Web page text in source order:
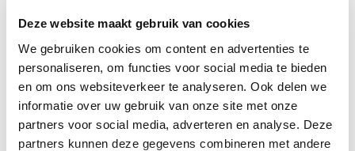
Deze website maakt gebruik van cookies
We gebruiken cookies om content en advertenties te
personaliseren, om functies voor social media te bieden
en om ons websiteverkeer te analyseren. Ook delen we
informatie over uw gebruik van onze site met onze
partners voor social media, adverteren en analyse. Deze
partners kunnen deze gegevens combineren met andere
Op zaterdag 18 april (gelijktijdig met het jaarlijkse
Bloemencorso) zal de Duitse zusterstad samen met
burgemeester Jos Wienen de Vredestempel bezoeken in het
centrum van Haarlem.
1 min